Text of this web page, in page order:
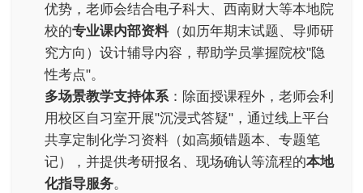
优势，老师会结合电子科大、西南财大等本地院
校的专业课内部资料（如历年期末试题、导师研
究方向）设计辅导内容，帮助学员掌握院校"隐
性考点"。
多场景教学支持体系 ：除面授课程外，老师会利
用校区自习室开展"沉浸式答疑"，通过线上平台
共享定制化学习资料（如高频错题本、专题笔
记），并提供考研报名、现场确认等流程的本地
化指导服务。